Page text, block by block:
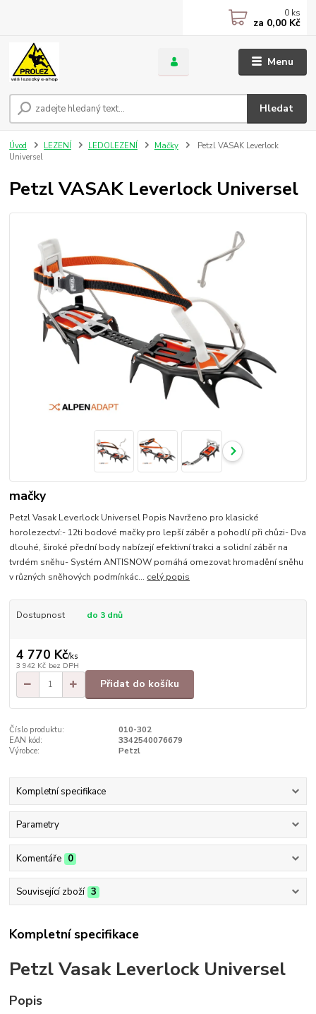
Menu
Hledat
0 ks
za 0,00 Kč
Úvod LEZENÍ LEDOLEZENÍ Mačky
Petzl VASAK Leverlock
Universel
Petzl VASAK Leverlock Universel
mačky
Petzl Vasak Leverlock Universel Popis Navrženo pro klasické
horolezectví:- 12ti bodové mačky pro lepší záběr a pohodlí při chůzi- Dva
dlouhé, široké přední body nabízejí efektivní trakci a solidní záběr na
tvrdém sněhu- Systém ANTISNOW pomáhá omezovat hromadění sněhu
v různých sněhových podmínkác... celý popis
Dostupnost do 3 dnů
4 770 Kč/ks
3 942 Kč bez DPH
Přidat do košíku
Číslo produktu:
010-302
EAN kód:
3342540076679
Výrobce:
Petzl
Kompletní specifikace
Parametry
Komentáře 0
Související zboží 3
Kompletní specifikace
Petzl Vasak Leverlock Universel
Popis